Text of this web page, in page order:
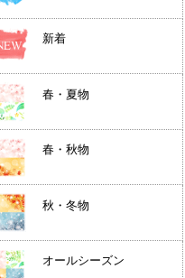
新着
春・夏物
春・秋物
秋・冬物
オールシーズン